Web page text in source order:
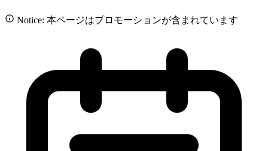
Notice: 本ページはプロモーションが含まれています